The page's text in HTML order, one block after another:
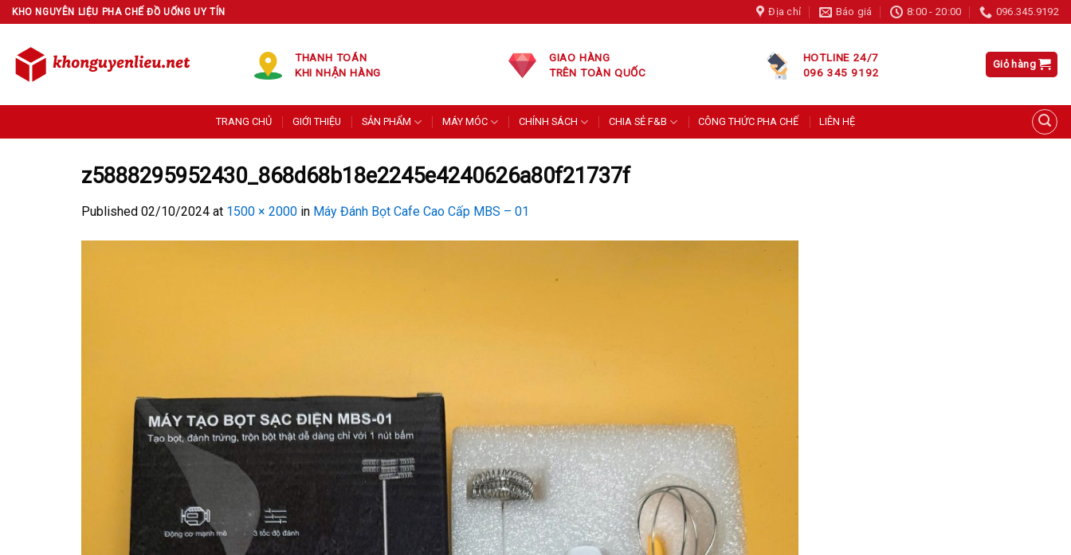
Skip
to
content
KHO NGUYÊN LIỆU PHA CHẾ ĐỒ UỐNG UY TÍN Địa chỉ Báo giá 8:00 - 20:00 096.345.9192
THANH TOÁN
KHI NHẬN HÀNG
GIAO HÀNG
TRÊN TOÀN QUỐC
HOTLINE 24/7
096 345 9192
Giỏ hàng
TRANG CHỦ GIỚI THIỆU SẢN PHẨM MÁY MÓC CHÍNH SÁCH CHIA SẺ F&B CÔNG THỨC PHA CHẾ LIÊN HỆ
z5888295952430_868d68b18e2245e4240626a80f21737f
Published 02/10/2024 at 1500 × 2000 in Máy Đánh Bọt Cafe Cao Cấp MBS – 01
Mứt Boduo Mật Ong Đào 1.3kg – Syrup Đào Mật Ong Đài Loan
171 người đang xem sản phẩm này